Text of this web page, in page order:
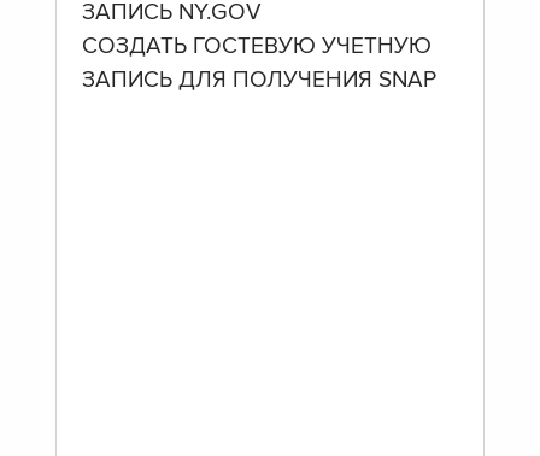
ЗАПИСЬ NY.GOV
СОЗДАТЬ ГОСТЕВУЮ УЧЕТНУЮ
ЗАПИСЬ ДЛЯ ПОЛУЧЕНИЯ SNAP